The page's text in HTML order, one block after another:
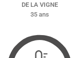
DE LA VIGNE
35 ans